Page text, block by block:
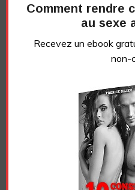
Essayez. Vous pouvez
Comment rendre
au sexe
Recevez un ebook
non-